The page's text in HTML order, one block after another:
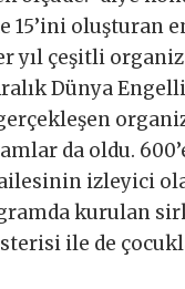
15’ini oluşturan
yıl çeşitli
Dünya
da oldu.
izleyici
kurulan
ile de